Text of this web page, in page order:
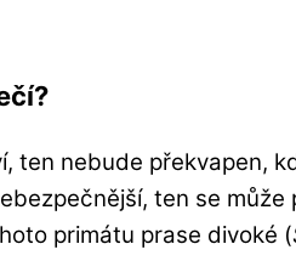
ten nebude překvapen,
ten se může
primátu prase divoké (